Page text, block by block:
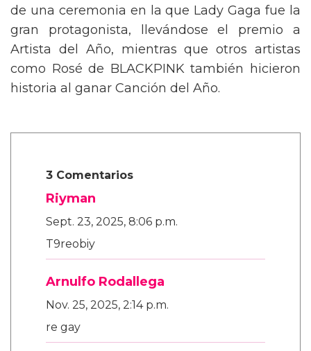
de una ceremonia en la que Lady Gaga fue la
gran protagonista, llevándose el premio a
Artista del Año, mientras que otros artistas
como Rosé de BLACKPINK también hicieron
historia al ganar Canción del Año.
3 Comentarios
Riyman
Sept. 23, 2025, 8:06 p.m.
T9reobiy
Arnulfo Rodallega
Nov. 25, 2025, 2:14 p.m.
re gay